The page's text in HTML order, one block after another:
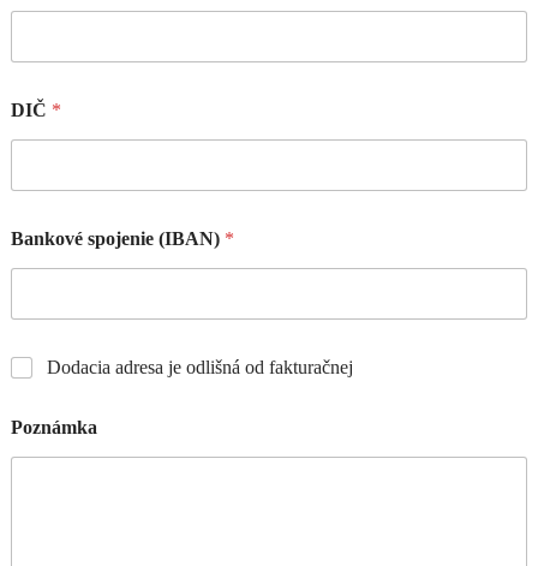
DIČ *
Bankové spojenie (IBAN) *
Dodacia adresa je odlišná od fakturačnej
Poznámka